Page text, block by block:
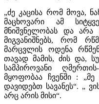
„ძე კაცისა რომ მოვა,
მაცხოვარი ამ
მნიშვნელობას და არა
მიგვანიშნებს, რომ
მარცვლის ოდენა
თავად მამის, ძის და,
სამპიროვანი
მყოფობაა ჩვენში :
დავიდებთ სავანეს“. „
არც არის მისი“.